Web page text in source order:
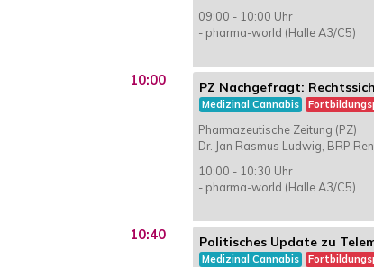
09:00 - 10:00 Uhr
- pharma-world (Halle A3/C5)
10:00 PZ Nachgefragt:
Medizinal Cannabis
Pharmazeutische Zeitung (PZ)
Dr. Jan Rasmus Ludwig, BRP
10:00 - 10:30 Uhr
- pharma-world (Halle A3/C5)
10:40 Politisches Update zu
Medizinal Cannabis